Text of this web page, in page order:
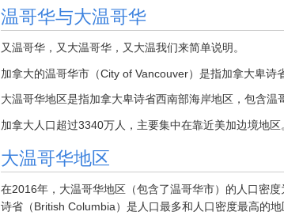
温哥华与大温哥华
又温哥华，又大温哥华，又大温我们来简单说明。
加拿大的温哥华市（City of Vancouver）是指加拿大卑诗
大温哥华地区是指加拿大卑诗省西南部海岸地区，包含
加拿大人口超过3340万人，主要集中在靠近美加边境地
大温哥华地区
在2016年，大温哥华地区（包含了温哥华市）的人口密
诗省（British Columbia）是人口最多和人口密度最高的地